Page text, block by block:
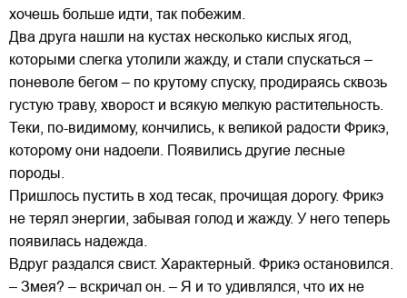
хочешь больше идти, так побежим.
Два друга нашли на кустах несколько кислых ягод,
которыми слегка утолили жажду, и стали спускаться –
поневоле бегом – по крутому спуску, продираясь сквозь
густую траву, хворост и всякую мелкую растительность.
Теки, по-видимому, кончились, к великой радости Фрикэ,
которому они надоели. Появились другие лесные
породы.
Пришлось пустить в ход тесак, прочищая дорогу. Фрикэ
не терял энергии, забывая голод и жажду. У него теперь
появилась надежда.
Вдруг раздался свист. Характерный. Фрикэ остановился.
– Змея? – вскричал он. – Я и то удивлялся, что их не